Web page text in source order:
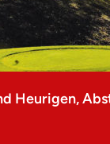
Heurigen,